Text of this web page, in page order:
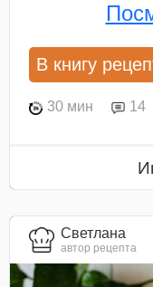
В книгу
30 мин 14
Светлана
автор рецепта